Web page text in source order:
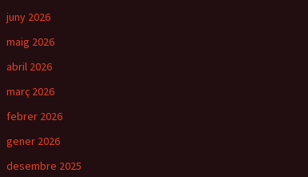
juny 2026
maig 2026
abril 2026
març 2026
febrer 2026
gener 2026
desembre 2025